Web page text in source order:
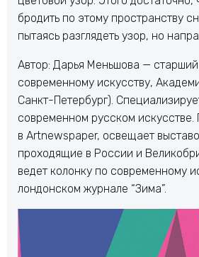
бродить по этому пространству
пытаясь разглядеть узор, но
Автор: Дарья Меньшова —
современному искусству,
Санкт-Петербург).
современном русском искусстве.
в Artnewspaper, освещает
проходящие в России и
ведет колонку по современному
лондонском журнале “Зима”.